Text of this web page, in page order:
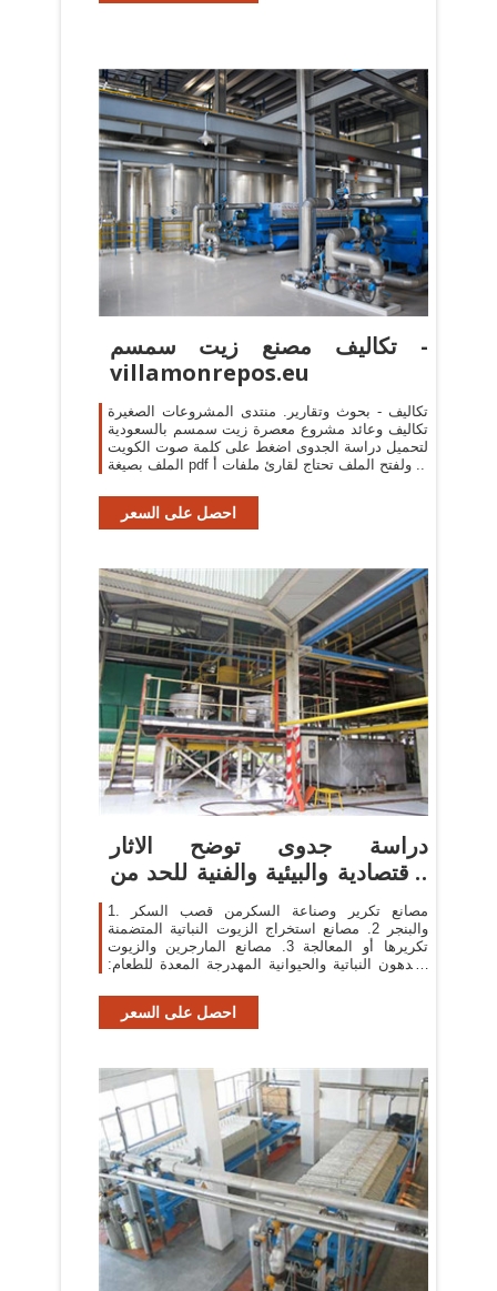
تكاليف مصنع زيت سمسم -
villamonrepos.eu
تكاليف - بحوث وتقارير. منتدى المشروعات الصغيرة
تكاليف وعائد مشروع معصرة زيت سمسم بالسعودية
لتحميل دراسة الجدوى اضغط على كلمة صوت الكويت
الملف بصيغة pdf ولفتح الملف تحتاج لقارئ ملفات أ ..
احصل على السعر
دراسة جدوى توضح الاثار
الاقتصادية والبيئية والفنية للحد من
...
1. مصانع تكرير وصناعة السكرمن قصب السكر
والبنجر 2. مصانع استخراج الزيوت النباتية المتضمنة
تكريرها أو المعالجة 3. مصانع المارجرين والزيوت
والدهون النباتية والحيوانية المهدرجة المعدة للطعام:
احصل على السعر